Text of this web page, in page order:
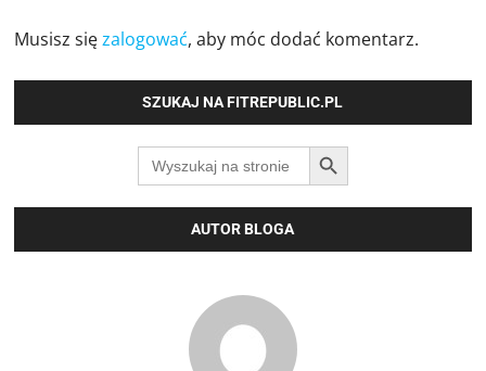
Musisz sięzalogować, aby móc dodać komentarz.
SZUKAJ NA FITREPUBLIC.PL
Search
for:
SEARCH BUTTON
AUTOR BLOGA